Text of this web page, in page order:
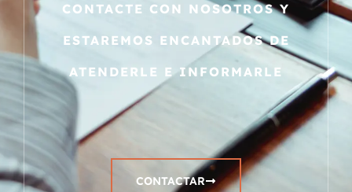
CONTACTE CON NOSOTROS Y
ESTAREMOS ENCANTADOS DE
ATENDERLE E INFORMARLE
CONTACTAR